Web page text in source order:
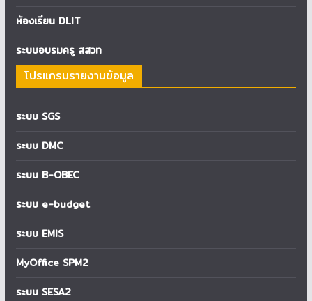
ห้องเรียน DLIT
ระบบอบรมครู สสวท
โปรแกรมรายงานข้อมูล
ระบบ SGS
ระบบ DMC
ระบบ B-OBEC
ระบบ e-budget
ระบบ EMIS
MyOffice SPM2
ระบบ SESA2